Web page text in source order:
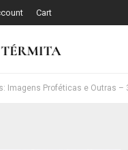
Cart
Proféticas e Outras – 3º volume – João